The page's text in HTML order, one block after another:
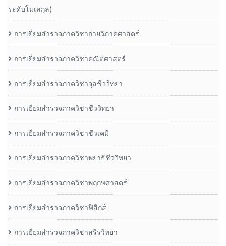
ระดับโมเลกุล)
การเยี่ยมสำรวจภาควิชากายวิภาคศาสตร์
การเยี่ยมสำรวจภาควิชาคณิตศาสตร์
การเยี่ยมสำรวจภาควิชาจุลชีววิทยา
การเยี่ยมสำรวจภาควิชาชีววิทยา
การเยี่ยมสำรวจภาควิชาชีวเคมี
การเยี่ยมสำรวจภาควิชาพยาธิชีววิทยา
การเยี่ยมสำรวจภาควิชาพฤกษศาสตร์
การเยี่ยมสำรวจภาควิชาฟิสิกส์
การเยี่ยมสำรวจภาควิชาสรีรวิทยา